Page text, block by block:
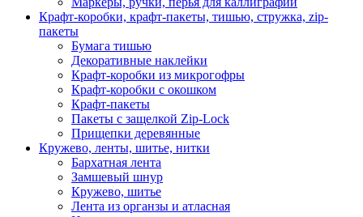
Крафт-коробки, крафт-пакеты, тишью, стружка, zip-
пакеты
Бумага тишью
Декоративные наклейки
Крафт-коробки из микрогофры
Крафт-коробки с окошком
Крафт-пакеты
Пакеты с защелкой Zip-Lock
Прищепки деревянные
Кружево, ленты, шитье, нитки
Бархатная лента
Замшевый шнур
Кружево, шитье
Лента из органзы и атласная